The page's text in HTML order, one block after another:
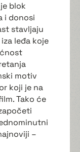
blok
i donosi
stavljaju
leđa koje
motiv
koji je na
Tako će
–